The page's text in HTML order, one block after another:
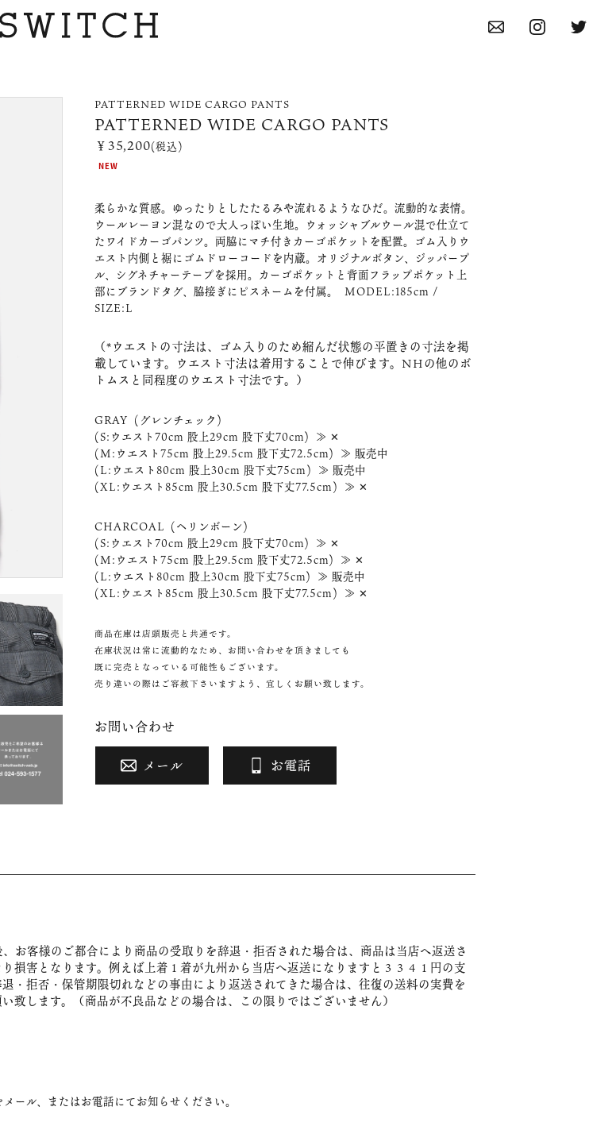
PATTERNED WIDE CARGO PANTS
PATTERNED WIDE CARGO PANTS
￥35,200(税込)
NEW
柔らかな質感。ゆったりとしたたるみや流れるようなひだ。流動的な表情。
ウールレーヨン混なので大人っぽい生地。 ウォッシャブルウール混で仕立て
たワイドカーゴパンツ。両脇にマチ付きカーゴポケットを配置。ゴム入りウ
エスト内側と裾にゴムドローコードを内蔵。オリジナルボタン、ジッパープ
ル、シグネチャーテープを採用。カーゴポケットと背面フラップポケット上
部にブランドタグ、脇接ぎにピスネームを付属。 MODEL:185cm /
SIZE:L
（*ウエストの寸法は、ゴム入りのため縮んだ状態の平置きの寸法を掲
載しています。ウエスト寸法は着用することで伸びます。NHの他のボ
トムスと同程度のウエスト寸法です。）
GRAY (グレンチェック)
(S:ウエスト70cm 股上29cm 股下丈70cm) ≫ ✕
(M:ウエスト75cm 股上29.5cm 股下丈72.5cm) ≫ 販売中
(L:ウエスト80cm 股上30cm 股下丈75cm) ≫ 販売中
(XL:ウエスト85cm 股上30.5cm 股下丈77.5cm) ≫ ✕
CHARCOAL (ヘリンボーン)
(S:ウエスト70cm 股上29cm 股下丈70cm) ≫ ✕
(M:ウエスト75cm 股上29.5cm 股下丈72.5cm) ≫ ✕
(L:ウエスト80cm 股上30cm 股下丈75cm) ≫ 販売中
(XL:ウエスト85cm 股上30.5cm 股下丈77.5cm) ≫ ✕
商品在庫は店頭販売と共通です。
在庫状況は常に流動的なため、お問い合わせを頂きましても
既に完売となっている可能性もございます。
売り違いの際はご容赦下さいますよう、宜しくお願い致します。
お問い合わせ
メール お電話
お客様のご都合により商品の受取りを辞退・拒否された場合は、商品は当店へ返送さ
損害となります。例えば上着１着が九州から当店へ返送になりますと３３４１円の支
・拒否・保管期限切れなどの事由により返送されてきた場合は、往復の送料の実費を
致します。（商品が不良品などの場合は、この限りではございません）
ール、またはお電話にてお知らせください。